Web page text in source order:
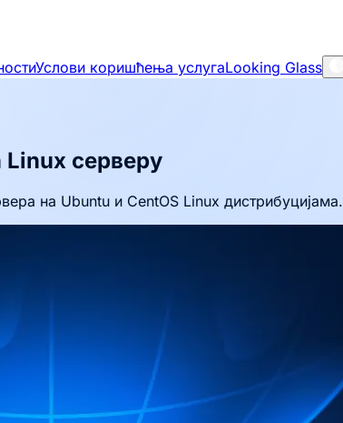
Услови коришћења услугаLooking Glass
Linux серверу
на Ubuntu и CentOS Linux дистрибуцијама.